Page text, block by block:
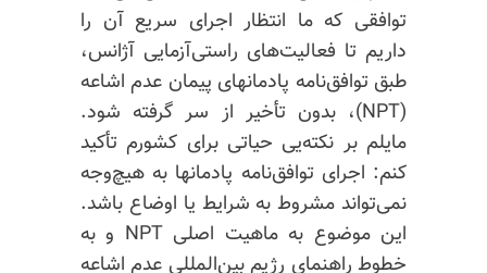
توافقی که ما انتظار اجرای سریع آن را
داریم تا فعالیت‌های راستی‌آزمایی آژانس،
طبق توافق‌نامه پادمانهای پیمان عدم اشاعه
(NPT)، بدون تأخیر از سر گرفته شود.
مایلم بر نکته‌یی حیاتی برای کشورم تأکید
کنم: اجرای توافق‌نامه پادمانها به هیچ‌وجه
نمی‌تواند مشروط به شرایط یا اوضاع باشد.
این موضوع به ماهیت اصلی NPT و به
خطوط راهنمای رژیم بین‌المللی عدم اشاعه